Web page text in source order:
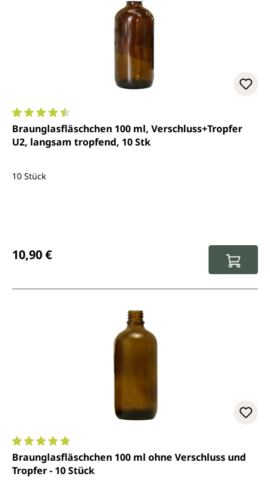
Durchschnittliche Bewertung von 4.6 von 5 Sternen
Braunglasfläschchen 100 ml, Verschluss+Tropfer
U2, langsam tropfend, 10 Stk
10 Stück
10,90 €
Durchschnittliche Bewertung von 5 von 5 Sternen
Braunglasfläschchen 100 ml ohne Verschluss und
Tropfer - 10 Stück